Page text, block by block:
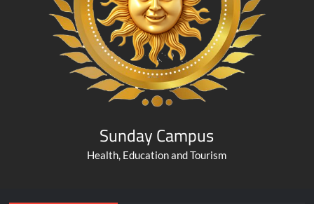
Sunday Campus
Health, Education and Tourism